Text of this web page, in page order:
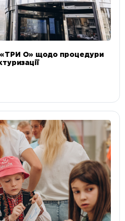
«ТРИ О» щодо процедури